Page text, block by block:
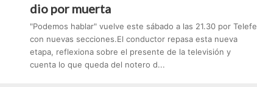
dio por muerta
"Podemos hablar" vuelve este sábado a las 21.30 por Telefe
con nuevas secciones.El conductor repasa esta nueva
etapa, reflexiona sobre el presente de la televisión y
cuenta lo que queda del notero d...